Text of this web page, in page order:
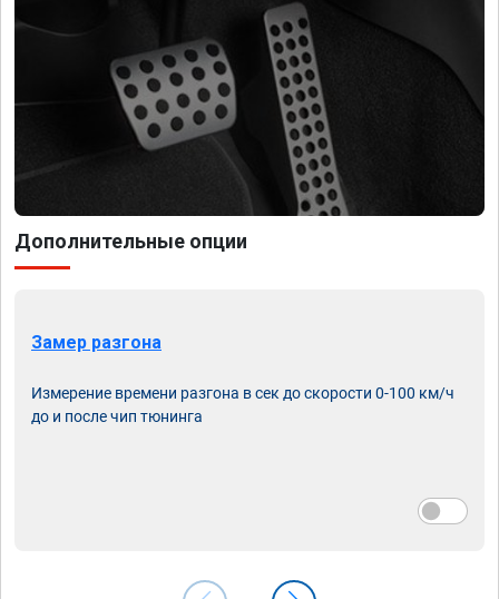
Дополнительные опции
Замер разгона
Измерение времени разгона в сек до скорости 0-100 км/ч
до и после чип тюнинга